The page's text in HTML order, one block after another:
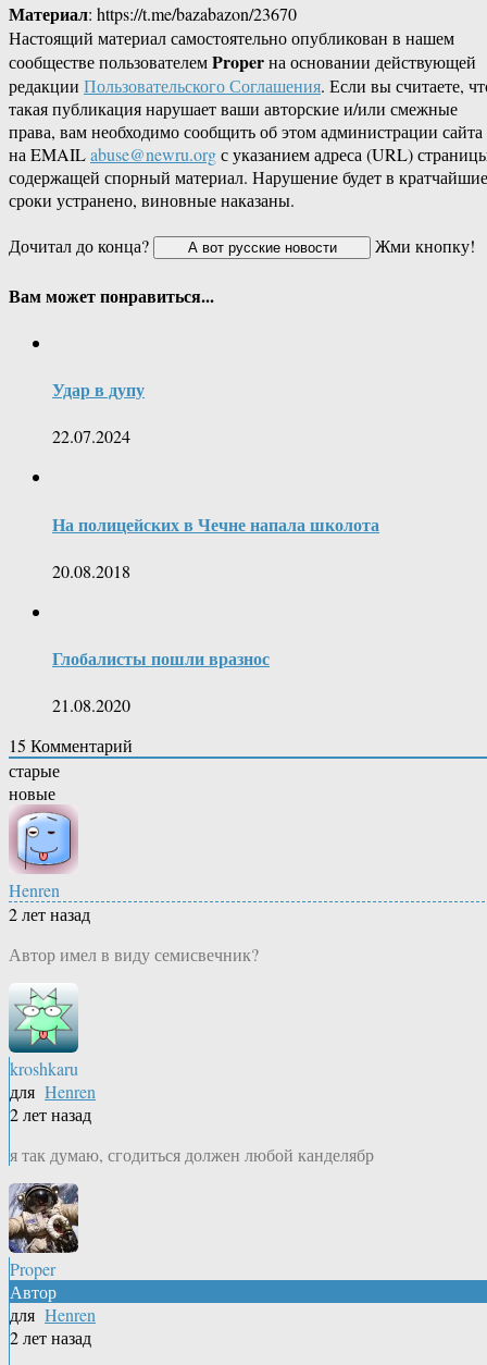
Материал: https://t.me/bazabazon/23670
Настоящий материал самостоятельно опубликован в нашем
сообществе пользователемProperна основании действующей
редакции Пользовательского Соглашения. Если вы считаете,
такая публикация нарушает ваши авторские и/или смежные
права, вам необходимо сообщить об этом администрации сайта
на EMAILabuse@newru.orgс указанием адреса (URL)
содержащей спорный материал. Нарушение будет в кратчайшие
сроки устранено, виновные наказаны.
Дочитал до конца?
Жми кнопку!
Вам может понравиться...
Удар в дупу
22.07.2024
На полицейских в Чечне напала школота
20.08.2018
Глобалисты пошли вразнос
21.08.2020
15 Комментарий
старые
новые
Henren
2 лет назад
Автор имел в виду семисвечник?
kroshkaru
для Henren
2 лет назад
я так думаю, сгодиться должен любой канделябр
Proper
Автор
для Henren
2 лет назад